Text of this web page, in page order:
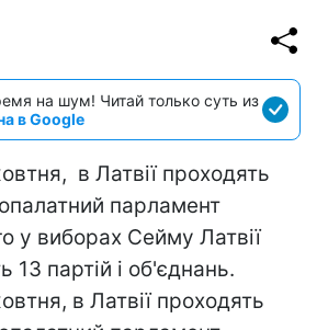
на шум! Читай только суть из
в Google
в Латвії проходять
парламент
у виборах Сейму Латвії
13 партій і об'єднань.
в Латвії проходять